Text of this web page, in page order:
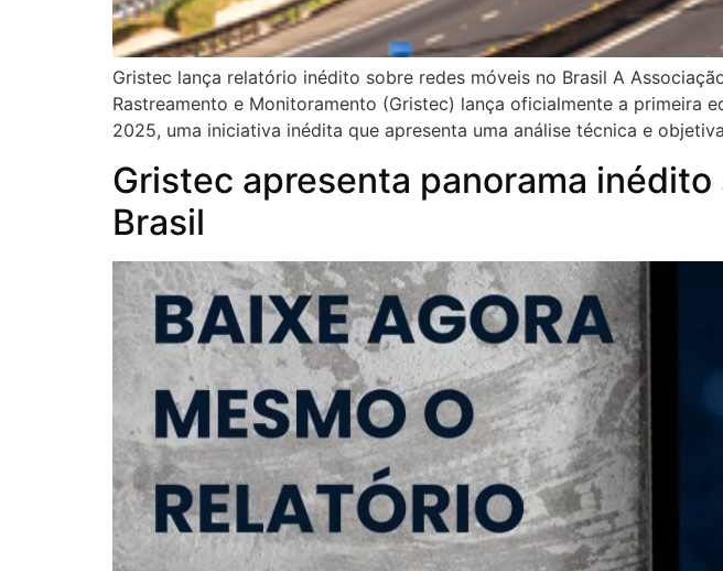
Gristec lança relatório inédito sobre redes móveis no Brasil A
Rastreamento e Monitoramento (Gristec) lança oficialmente a primeira
2025, uma iniciativa inédita que apresenta uma análise técnica e
Gristec apresenta panorama
Brasil